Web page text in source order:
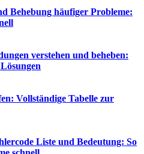
Behebung häufiger Probleme:
verstehen und beheben:
Vollständige Tabelle zur
Liste und Bedeutung: So